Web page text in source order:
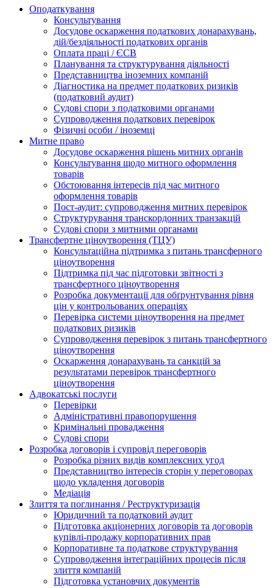
Оподаткування
Консультування
Досудове оскарження податкових донарахувань,
дій/бездіяльності податкових органів
Оплата праці / ЄСВ
Планування та структурування діяльності
Представництва іноземних компаній
Діагностика на предмет податкових ризиків
(податковий аудит)
Судові спори з податковими органами
Супроводження податкових перевірок
Фізичні особи / іноземці
Митне право
Досудове оскарження рішень митних органів
Консультування щодо митного оформлення
товарів
Обстоювання інтересів під час митного
оформлення товарів
Пост-аудит: супроводження митних перевірок
Структурування транскордонних транзакцій
Судові спори з митними органами
Трансфертне ціноутворення (ТЦУ)
Консультаційна підтримка з питань трансферного
ціноутворення
Підтримка під час підготовки звітності з
трансфертного ціноутворення
Розробка документації для обґрунтування рівня
цін у контрольованих операціях
Перевірка системи ціноутворення на предмет
податкових ризиків
Супроводження перевірок з питань трансфертного
ціноутворення
Оскарження донарахувань та санкцій за
результатами перевірок трансфертного
ціноутворення
Адвокатські послуги
Перевірки
Адміністративні правопорушення
Кримінальні провадження
Судові спори
Розробка договорів і супровід переговорів
Розробка різних видів комплексних угод
Представництво інтересів сторін у переговорах
щодо укладення договорів
Медіація
Злиття та поглинання / Реструктуризація
Юридичний та податковий аудит
Підготовка акціонерних договорів та договорів
купівлі-продажу корпоративних прав
Корпоративне та податкове структурування
Супроводження інтеграційних процесів після
злиття компаній
Підготовка установчих документів